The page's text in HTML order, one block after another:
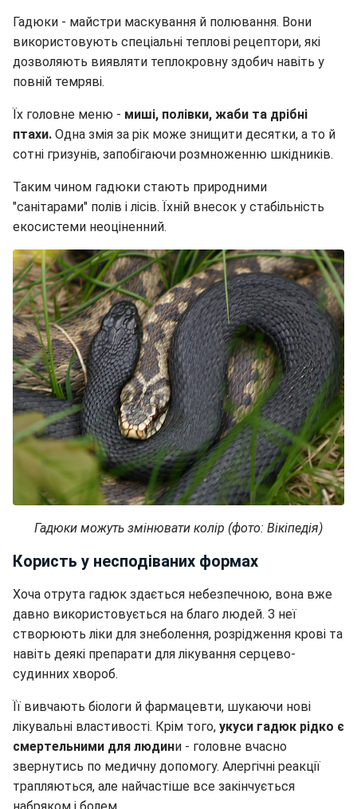
Гадюки - майстри маскування й полювання. Вони
використовують спеціальні теплові рецептори, які
дозволяють виявляти теплокровну здобич навіть у
повній темряві.
Їх головне меню - миші, полівки, жаби та дрібні
птахи. Одна змія за рік може знищити десятки, а то й
сотні гризунів, запобігаючи розмноженню шкідників.
Таким чином гадюки стають природними
"санітарами" полів і лісів. Їхній внесок у стабільність
екосистеми неоціненний.
Гадюки можуть змінювати колір (фото: Вікіпедія)
Користь у несподіваних формах
Хоча отрута гадюк здається небезпечною, вона вже
давно використовується на благо людей. З неї
створюють ліки для знеболення, розрідження крові та
навіть деякі препарати для лікування серцево-
судинних хвороб.
Її вивчають біологи й фармацевти, шукаючи нові
лікувальні властивості. Крім того, укуси гадюк рідко є
смертельними для людини - головне вчасно
звернутись по медичну допомогу. Алергічні реакції
трапляються, але найчастіше все закінчується
набряком і болем.